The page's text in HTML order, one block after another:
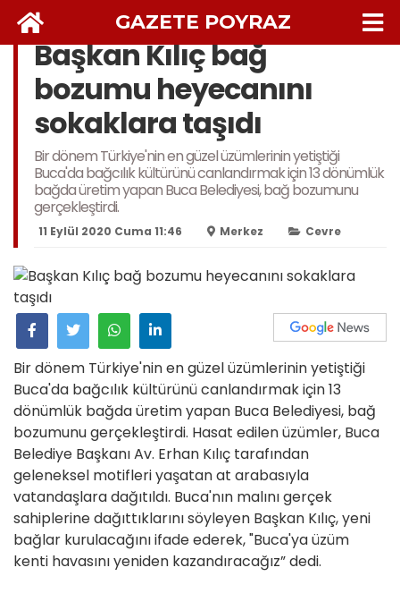
GAZETE POYRAZ
Başkan Kılıç bağ
bozumu heyecanını
sokaklara taşıdı
Bir dönem Türkiye'nin en güzel üzümlerinin yetiştiği
Buca'da bağcılık kültürünü canlandırmak için 13 dönümlük
bağda üretim yapan Buca Belediyesi, bağ bozumunu
gerçekleştirdi.
11 Eylül 2020 Cuma 11:46 Merkez Cevre
Bir dönem Türkiye'nin en güzel üzümlerinin yetiştiği
Buca'da bağcılık kültürünü canlandırmak için 13
dönümlük bağda üretim yapan Buca Belediyesi, bağ
bozumunu gerçekleştirdi. Hasat edilen üzümler, Buca
Belediye Başkanı Av. Erhan Kılıç tarafından
geleneksel motifleri yaşatan at arabasıyla
vatandaşlara dağıtıldı. Buca'nın malını gerçek
sahiplerine dağıttıklarını söyleyen Başkan Kılıç, yeni
bağlar kurulacağını ifade ederek, "Buca'ya üzüm
kenti havasını yeniden kazandıracağız” dedi.